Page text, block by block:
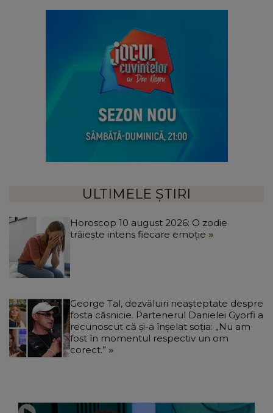
ULTIMELE ȘTIRI
Horoscop 10 august 2026: O zodie
trăiește intens fiecare emoție
George Tal, dezvăluiri neașteptate despre
fosta căsnicie. Partenerul Danielei Gyorfi a
recunoscut că și-a înșelat soția: „Nu am
fost în momentul respectiv un om
corect.”